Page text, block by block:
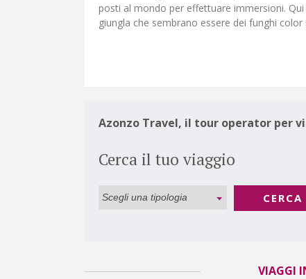
posti al mondo per effettuare immersioni.
giungla che sembrano essere dei funghi
Azonzo Travel, il tour operator per
Cerca il tuo viaggio
CERCA
VIAGGI